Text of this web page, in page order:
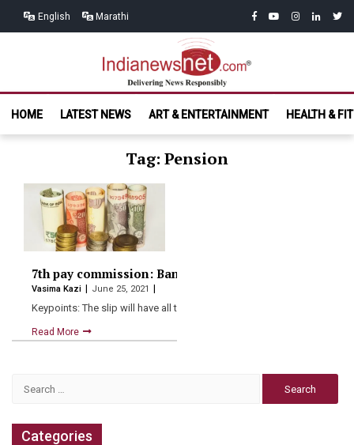
English Marathi facebook
youtubeinstagram
linkedin
India News
Net.com
HOME
LATEST NEWS ART & ENTERTAINMENT HEALTH &
Tag: Pension
7th pay commission: Banks to send monthly pension
Vasima Kazi June 25, 2021
Keypoints: The slip will have all the details of monthly…
Read More
Categories